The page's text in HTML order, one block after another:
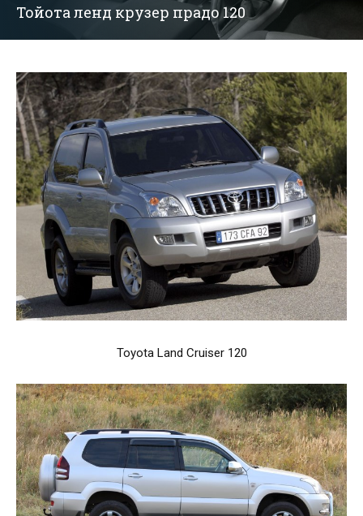
Тойота ленд крузер прадо 120
Toyota Land Cruiser 120